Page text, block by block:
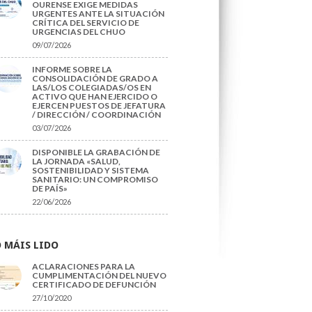
OURENSE EXIGE MEDIDAS
URGENTES ANTE LA SITUACIÓN
CRÍTICA DEL SERVICIO DE
URGENCIAS DEL CHUO
09/07/2026
INFORME SOBRE LA
CONSOLIDACIÓN DE GRADO A
LAS/LOS COLEGIADAS/OS EN
ACTIVO QUE HAN EJERCIDO O
EJERCEN PUESTOS DE JEFATURA
/ DIRECCIÓN / COORDINACIÓN
03/07/2026
DISPONIBLE LA GRABACIÓN DE
LA JORNADA «SALUD,
SOSTENIBILIDAD Y SISTEMA
SANITARIO: UN COMPROMISO
DE PAÍS»
22/06/2026
MÁIS LIDO
ACLARACIONES PARA LA
CUMPLIMENTACIÓN DEL NUEVO
CERTIFICADO DE DEFUNCIÓN
27/10/2020